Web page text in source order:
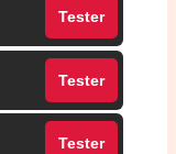
Tester
Tester
Tester